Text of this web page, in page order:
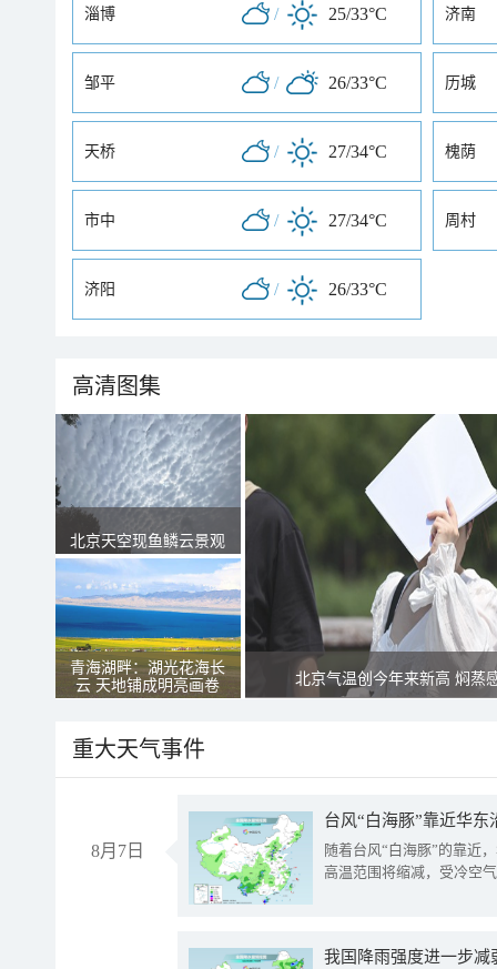
淄博 / 25/33°C 济南
邹平 / 26/33°C 历城
天桥 / 27/34°C 槐荫
市中 / 27/34°C 周村
济阳 / 26/33°C
高清图集
北京天空现鱼鳞云景观
青海湖畔：湖光花海长
云 天地铺成明亮画卷
北京气温创今年来新高 焖蒸
重大天气事件
8月7日
台风“白海豚”靠近华
随着台风“白海豚”的靠近
高温范围将缩减，受冷空